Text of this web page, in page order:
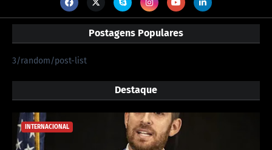
Postagens Populares
3/random/post-list
Destaque
INTERNACIONAL